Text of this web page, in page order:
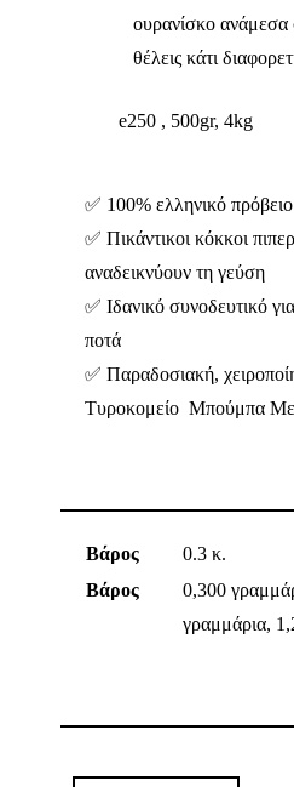
ουρανίσκο ανάμεσα
θέλεις κάτι
e250 , 500gr, 4kg
✅ 100% ελληνικό
✅ Πικάντικοι κόκκοι
αναδεικνύουν τη γεύση
✅ Ιδανικό συνοδευτικό
ποτά
✅ Παραδοσιακή,
Τυροκομείο Μπούμπα
Βάρος
0.3 κ.
Βάρος
0,300
γραμμάρια,